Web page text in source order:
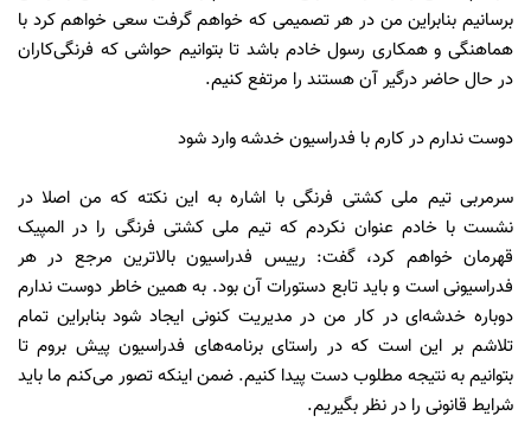
برسانیم بنابراین من در هر تصمیمی که خواهم گرفت سعی خواهم کرد با
هماهنگی و همکاری رسول خادم باشد تا بتوانیم حواشی که فرنگی‌کاران
در حال حاضر درگیر آن هستند را مرتفع کنیم.
دوست ندارم در کارم با فدراسیون خدشه وارد شود
سرمربی تیم ملی کشتی فرنگی با اشاره به این نکته که من اصلا در
نشست با خادم عنوان نکردم که تیم ملی کشتی فرنگی را در المپیک
قهرمان خواهم کرد، گفت: رییس فدراسیون بالاترین مرجع در هر
فدراسیونی است و باید تابع دستورات آن بود. به همین خاطر دوست ندارم
دوباره خدشه‌ای در کار من در مدیریت کنونی ایجاد شود بنابراین تمام
تلاشم بر این است که در راستای برنامه‌های فدراسیون پیش بروم تا
بتوانیم به نتیجه مطلوب دست پیدا کنیم. ضمن اینکه تصور می‌کنم ما باید
شرایط قانونی را در نظر بگیریم.